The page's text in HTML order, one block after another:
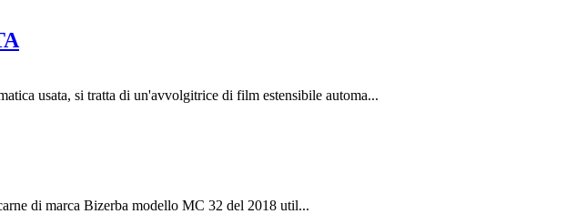
usata, si tratta di un'avvolgitrice di film estensibile automa...
di marca Bizerba modello MC 32 del 2018 util...